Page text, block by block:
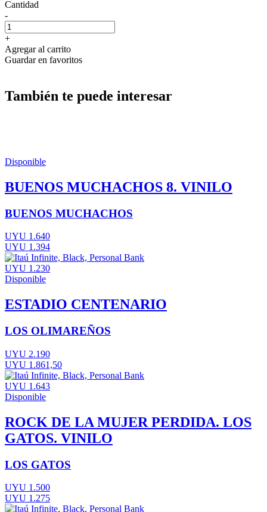
Cantidad
-
+
Agregar al carrito
Guardar en favoritos
También te puede interesar
Disponible
BUENOS MUCHACHOS 8. VINILO
BUENOS MUCHACHOS
UYU 1.640
UYU 1.394
UYU 1.230
Disponible
ESTADIO CENTENARIO
LOS OLIMAREÑOS
UYU 2.190
UYU 1.861,50
UYU 1.643
Disponible
ROCK DE LA MUJER PERDIDA. LOS
GATOS. VINILO
LOS GATOS
UYU 1.500
UYU 1.275